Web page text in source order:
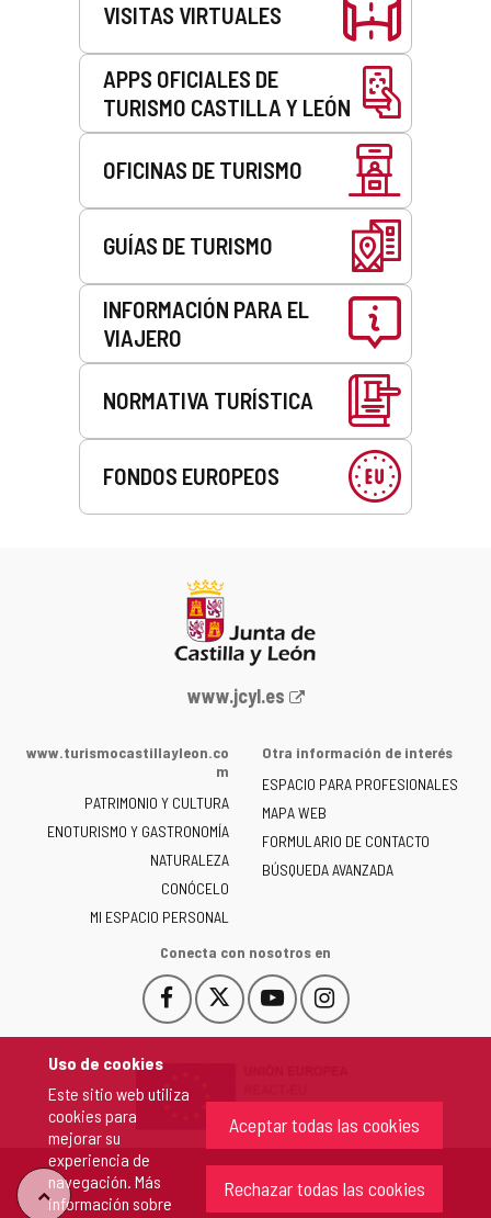
Uso de cookies
Este sitio web utiliza
cookies para
mejorar su
experiencia de
navegación. Más
información sobre
Aceptar todas las cookies
Rechazar todas las cookies
VISITAS VIRTUALES
APPS OFICIALES DE
TURISMO CASTILLA Y LEÓN
OFICINAS DE TURISMO
GUÍAS DE TURISMO
INFORMACIÓN PARA EL
VIAJERO
NORMATIVA TURÍSTICA
FONDOS EUROPEOS
Portal
la
de
Castilla
y
León
-
www.jcyl.es
www.turismocastillayleon.co
m
PATRIMONIO Y CULTURA
ENOTURISMO Y GASTRONOMÍA
NATURALEZA
CONÓCELO
MI ESPACIO PERSONAL
Otra información de interés
ESPACIO PARA PROFESIONALES
MAPA WEB
FORMULARIO DE CONTACTO
BÚSQUEDA AVANZADA
Conecta con nosotros en
Facebook
Este
enlace
en
nueva.
Este
enlace
una
ventana
nueva.
YouTube
Este
enlace
una
ventana
nueva.
Instagram
Este
enlace
una
ventana
nueva.
"Volver